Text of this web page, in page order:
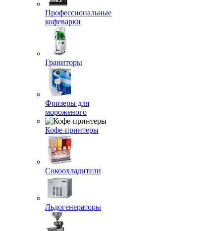
Профессиональные
кофеварки
Граниторы
Фризеры для
мороженого
Кофе-принтеры
Сокоохладители
Льдогенераторы